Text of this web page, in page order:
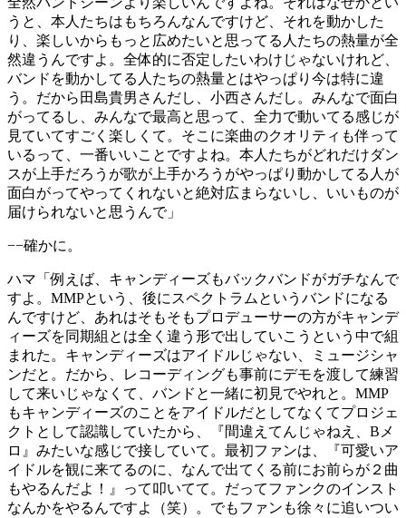
うと、本人たちはもちろんなんですけど、それを動かした
り、楽しいからもっと広めたいと思ってる人たちの熱量が全
然違うんですよ。全体的に否定したいわけじゃないけれど、
バンドを動かしてる人たちの熱量とはやっぱり今は特に違
う。だから田島貴男さんだし、小西さんだし。みんなで面白
がってるし、みんなで最高と思って、全力で動いてる感じが
見ていてすごく楽しくて。そこに楽曲のクオリティも伴って
いるって、一番いいことですよね。本人たちがどれだけダン
スが上手だろうが歌が上手かろうがやっぱり動かしてる人が
面白がってやってくれないと絶対広まらないし、いいものが
届けられないと思うんで」
−−確かに。
ハマ 「例えば、キャンディーズもバックバンドがガチなんで
すよ。MMPという、後にスペクトラムというバンドになる
んですけど、あれはそもそもプロデューサーの方がキャンデ
ィーズを同期組とは全く違う形で出していこうという中で組
まれた。キャンディーズはアイドルじゃない、ミュージシャ
ンだと。だから、レコーディングも事前にデモを渡して練習
して来いじゃなくて、バンドと一緒に初見でやれと。MMP
もキャンディーズのことをアイドルだとしてなくてプロジェ
クトとして認識していたから、『間違えてんじゃねえ、Bメ
ロ』みたいな感じで接していて。最初ファンは、『可愛いア
イドルを観に来てるのに、なんで出てくる前にお前らが２曲
もやるんだよ！』って叩いてて。だってファンクのインスト
なんかをやるんですよ（笑）。でもファンも徐々に追いつい